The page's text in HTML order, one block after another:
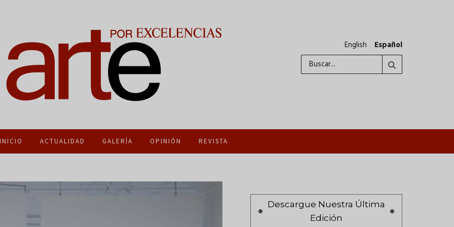
English
Español
INICIO ACTUALIDAD GALERÍA OPINIÓN REVISTA
Descargue Nuestra Última
Edición
Paginación